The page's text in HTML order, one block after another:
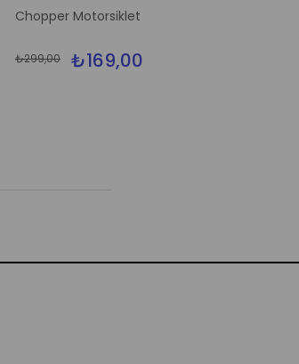
Chopper Motorsiklet
₺169,00
₺299,00